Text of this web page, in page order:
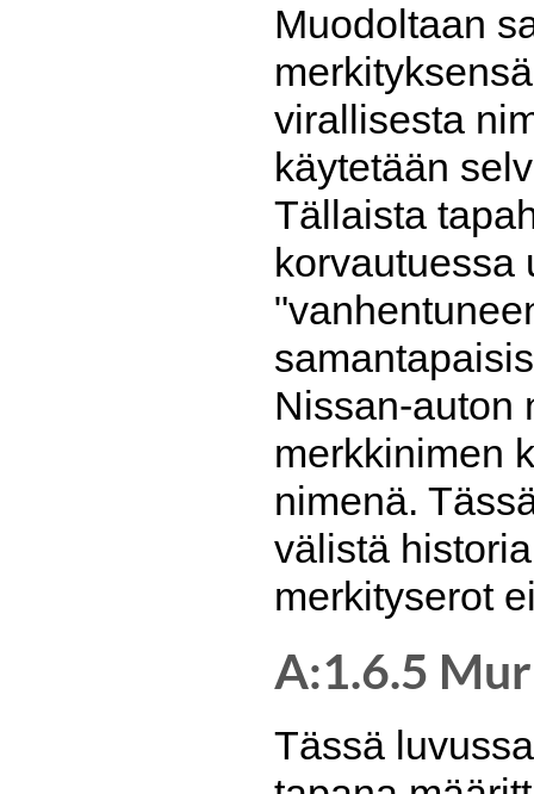
Muodoltaan
virallisesta
käytetään
Tällaista
korvautuessa
Nissan-auton
merkkinimen
nimenä.
välistä
merkityserot
A:1.6.5
Tässä